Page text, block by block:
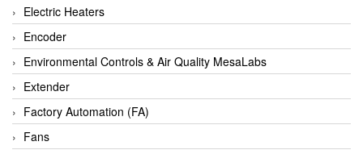
Antico pumps
Anybus/ HMS
AOBEN
Apex Dynamics Vietnam
Apex Dynamics Vietnam
Apiste
Electric Heaters
Encoder
Environmental Controls & Air Quality MesaLabs
Extender
Factory Automation (FA)
Fans